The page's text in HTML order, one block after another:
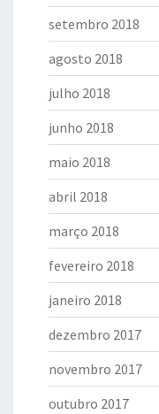
setembro 2018
agosto 2018
julho 2018
junho 2018
maio 2018
abril 2018
março 2018
fevereiro 2018
janeiro 2018
dezembro 2017
novembro 2017
outubro 2017